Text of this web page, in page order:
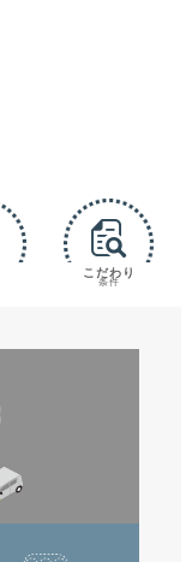
こだわり
条件